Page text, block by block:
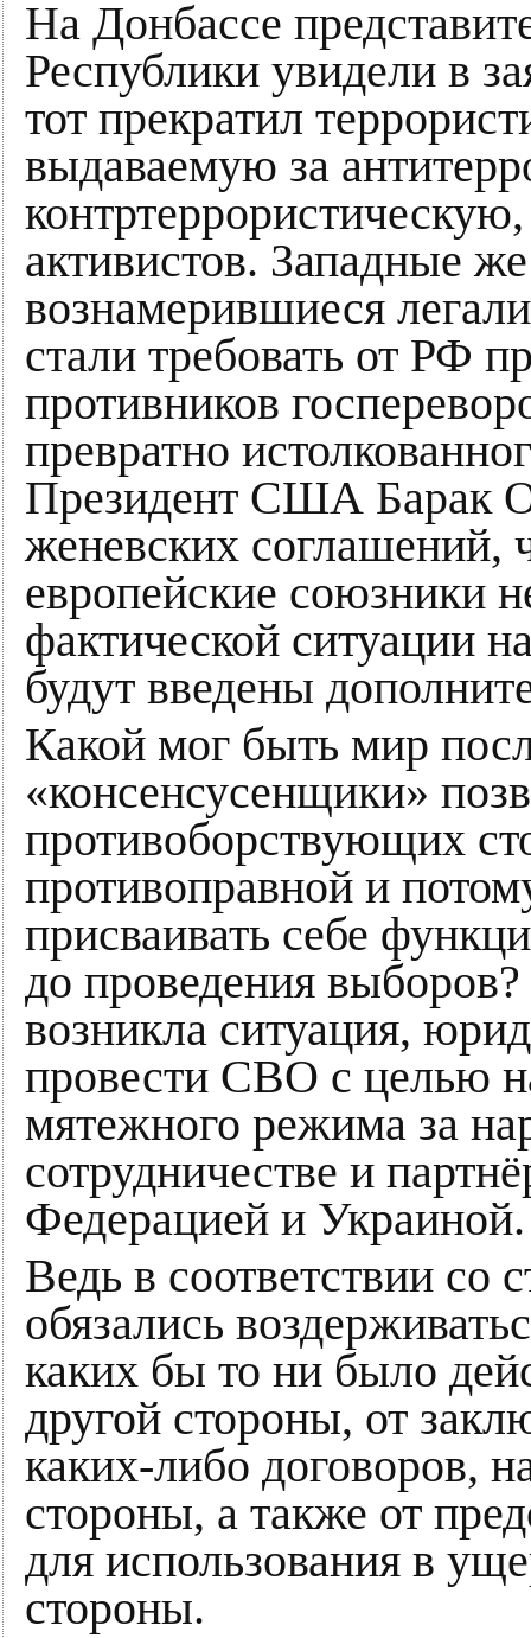
На Донбассе
Республики увидели в
тот прекратил
выдаваемую за
активистов. Западные
вознамерившиеся
стали требовать от РФ
противников
превратно
Президент США Барак
женевских
европейские союзники
фактической ситуации
будут введены
Какой мог быть мир
«консенсусенщики»
противоборствующих
противоправной и
присваивать себе
до проведения
возникла ситуация,
провести СВО с целью
мятежного режима за
сотрудничестве и
Федерацией и Украиной.
Ведь в соответствии со
обязались
каких бы то ни было
другой стороны, от
каких-либо договоров,
стороны, а также от
для использования в
стороны.